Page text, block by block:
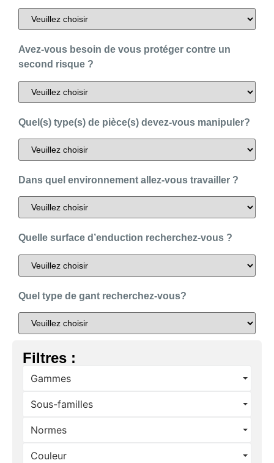
Avez-vous besoin de vous protéger contre un
second risque ?
Quel(s) type(s) de pièce(s) devez-vous manipuler?
Dans quel environnement allez-vous travailler ?
Quelle surface d’enduction recherchez-vous ?
Quel type de gant recherchez-vous?
Filtres :
Gammes
Sous-familles
Normes
Couleur